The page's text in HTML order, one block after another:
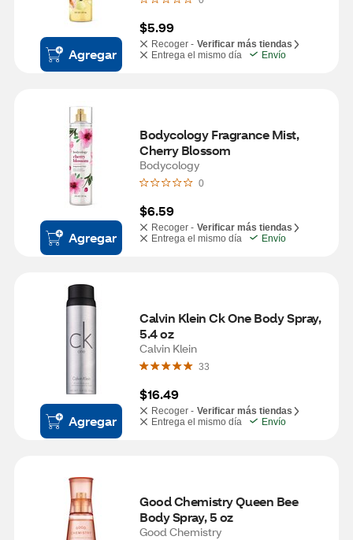
Agregar
$5.99
Recoger - Verificar más tiendas
Entrega el mismo día
Envío
Agregar
Bodycology Fragrance Mist,
Bodycology
0
$6.59
Recoger - Verificar más tiendas
Entrega el mismo día
Envío
Agregar
Calvin Klein Ck One Body Spray,
5.4 oz
Calvin Klein
33
$16.49
Recoger - Verificar más tiendas
Entrega el mismo día
Envío
Good Chemistry Queen Bee
Body Spray, 5 oz
Good Chemistry